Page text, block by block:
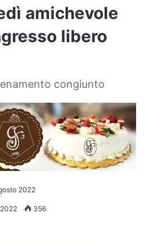
amichevole
libero
congiunto
2022
356